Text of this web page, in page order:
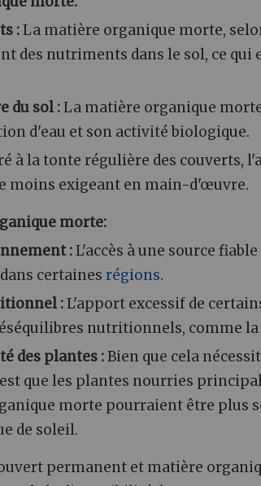
:La matière organique morte,
des nutriments dans le sol, ce qui
du sol :La matière organique
d'eau et son activité biologique.
à la tonte régulière des couverts,
moins exigeant en main-d'œuvre.
morte:
:L'accès à une source
certainesrégions.
:L'apport excessif de
nutritionnels, comme la
des plantes :Bien que cela
que les plantes nourries
morte pourraient être plus
de soleil.
permanent et matière